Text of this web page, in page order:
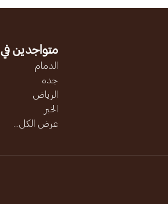
متواجدين في
الدمام
جده
الرياض
الخبر
عرض الكل...